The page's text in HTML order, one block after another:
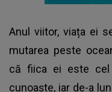
Anul viitor, viața ei
mutarea peste
că fiica ei este
cunoaște, iar de-a